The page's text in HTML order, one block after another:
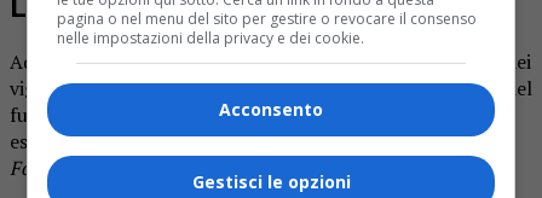
L’intervento dei vigili del fuoco
Ad intervenire sul posto sono state le squadre vercellesi dei
vigili del fuoco in collaborazione con la squadra dei vigili del
fuoco del distaccamento di Cossato. I carabinieri hanno
eseguito i rilievi del caso.
Foto d’archivio
pagina o nel menu del sito per gestire o revocare il consenso
nelle impostazioni della privacy e dei cookie.
Acconsento
Gestisci le opzioni